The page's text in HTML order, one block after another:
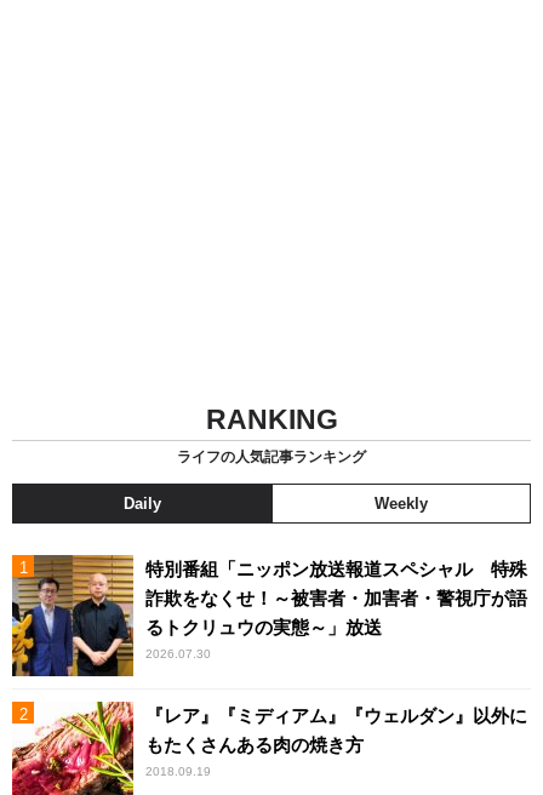
RANKING
ライフの人気記事ランキング
Daily Weekly
特別番組「ニッポン放送報道スペシャル 特殊
詐欺をなくせ！～被害者・加害者・警視庁が語
るトクリュウの実態～」放送
2026.07.30
『レア』『ミディアム』『ウェルダン』以外に
もたくさんある肉の焼き方
2018.09.19